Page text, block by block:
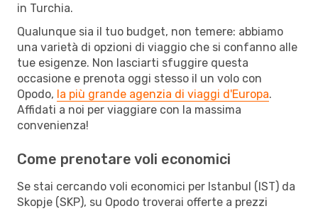
in Turchia.
Qualunque sia il tuo budget, non temere: abbiamo
una varietà di opzioni di viaggio che si confanno alle
tue esigenze. Non lasciarti sfuggire questa
occasione e prenota oggi stesso il un volo con
Opodo, la più grande agenzia di viaggi d'Europa.
Affidati a noi per viaggiare con la massima
convenienza!
Come prenotare voli economici
Se stai cercando voli economici per Istanbul (IST) da
Skopje (SKP), su Opodo troverai offerte a prezzi